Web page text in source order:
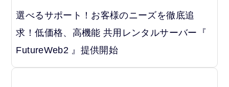
選べるサポート！お客様のニーズを徹底追
求！低価格、高機能 共用レンタルサーバー『
FutureWeb2 』提供開始